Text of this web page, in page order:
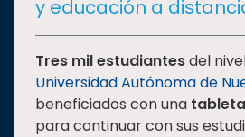
SUSTENTABILIDAD
TEMAS
y educación a
Tres mil estudiantesdel
Universidad Autónoma de
beneficiados con una
para continuar con sus